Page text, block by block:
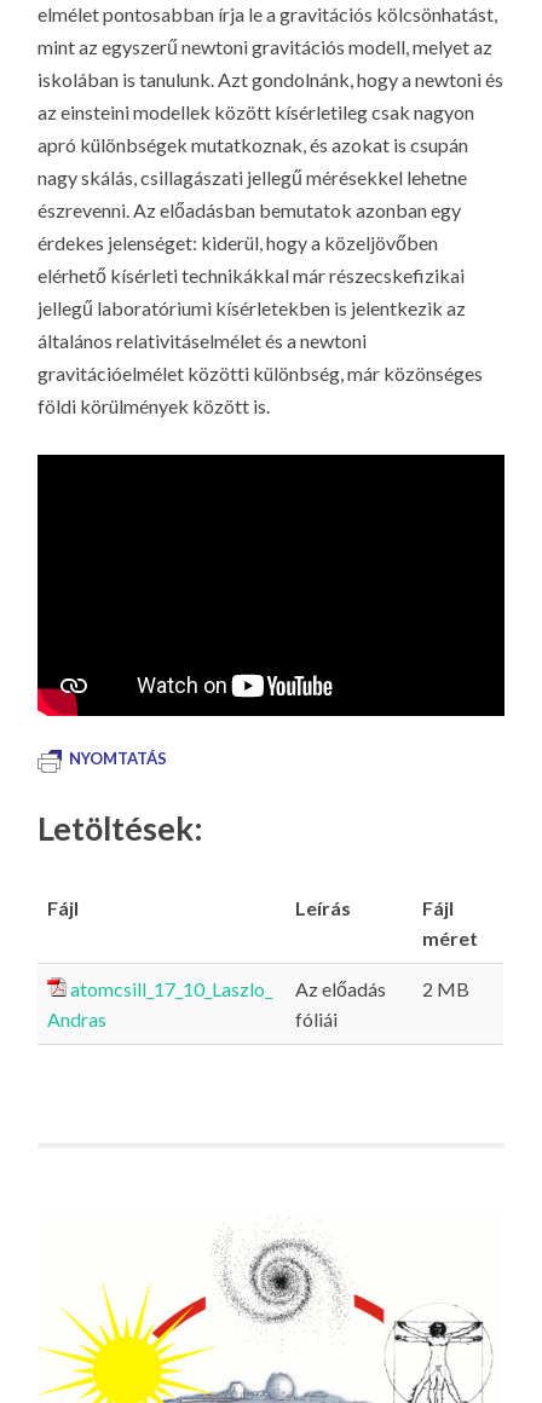
elmélet pontosabban írja le a gravitációs kölcsönhatást,
mint az egyszerű newtoni gravitációs modell, melyet az
iskolában is tanulunk. Azt gondolnánk, hogy a newtoni és
az einsteini modellek között kísérletileg csak nagyon
apró különbségek mutatkoznak, és azokat is csupán
nagy skálás, csillagászati jellegű mérésekkel lehetne
észrevenni. Az előadásban bemutatok azonban egy
érdekes jelenséget: kiderül, hogy a közeljövőben
elérhető kísérleti technikákkal már részecskefizikai
jellegű laboratóriumi kísérletekben is jelentkezik az
általános relativitáselmélet és a newtoni
gravitációelmélet közötti különbség, már közönséges
földi körülmények között is.
NYOMTATÁS
Letöltések:
Fájl Leírás
Fájl
méret
atomcsill_17_10_Laszlo_
Andras
Az előadás
fóliái
2 MB